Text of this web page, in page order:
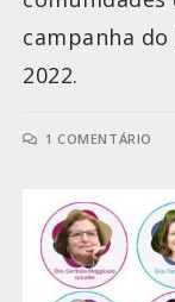
campanha do
2022.
1 COMENTÁRIO